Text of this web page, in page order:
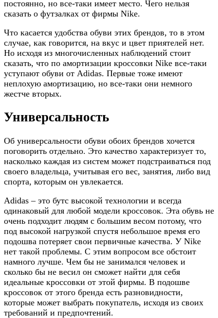
постоянно, но все-таки имеет место. Чего нельзя
сказать о футзалках от фирмы Nike.
Что касается удобства обуви этих брендов, то в этом
случае, как говорится, на вкус и цвет приятелей нет.
Но исходя из многочисленных наблюдений стоит
сказать, что по амортизации кроссовки Nike все-таки
уступают обуви от Adidas. Первые тоже имеют
неплохую амортизацию, но все-таки они немного
жестче вторых.
Универсальность
Об универсальности обуви обоих брендов хочется
поговорить отдельно. Это качество характеризует то,
насколько каждая из систем может подстраиваться под
своего владельца, учитывая его вес, занятия, либо вид
спорта, которым он увлекается.
Adidas – это бутс высокой технологии и всегда
одинаковый для любой модели кроссовок. Эта обувь не
очень подходит людям с большим весом потому, что
под высокой нагрузкой спустя небольшое время его
подошва потеряет свои первичные качества. У Nike
нет такой проблемы. С этим вопросом все обстоит
намного лучше. Чем бы не занимался человек и
сколько бы не весил он сможет найти для себя
идеальные кроссовки от этой фирмы. В подошве
кроссовок от этого бренда есть разновидности,
которые может выбрать покупатель, исходя из своих
требований и предпочтений.